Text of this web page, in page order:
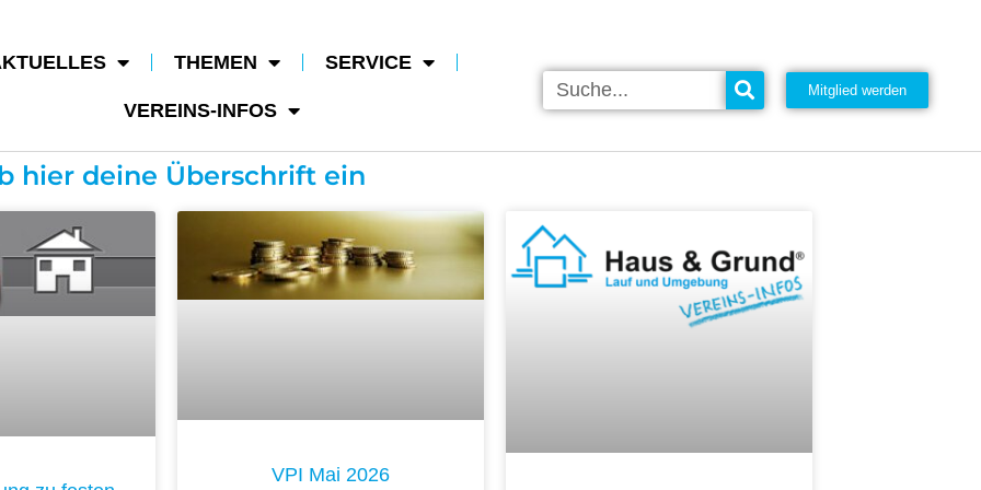
THEMEN SERVICE
VEREINS-INFOS
Mitglied werden
hier deine Überschrift ein
VPI Mai 2026